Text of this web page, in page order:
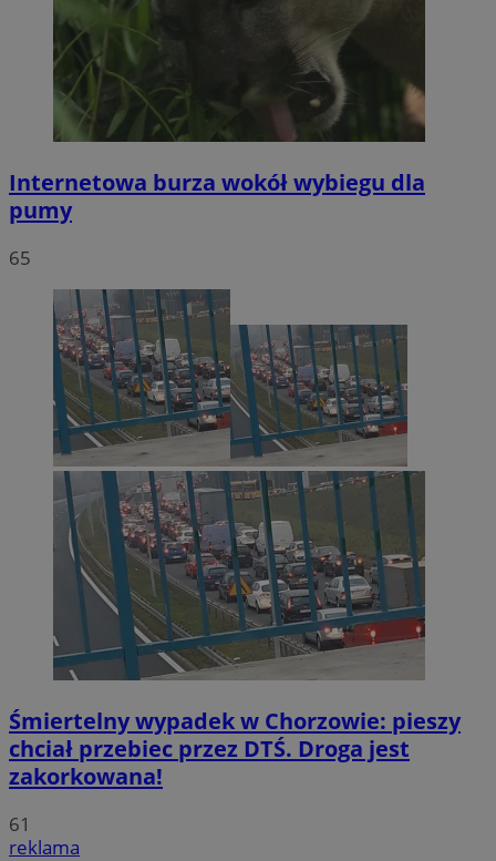
Internetowa burza wokół wybiegu dla
pumy
65
Śmiertelny wypadek w Chorzowie: pieszy
chciał przebiec przez DTŚ. Droga jest
zakorkowana!
61
reklama